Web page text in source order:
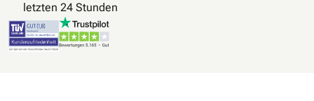
letzten 24 Stunden